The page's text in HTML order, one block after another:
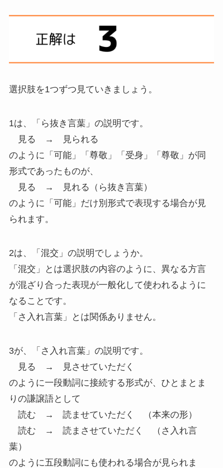
選択肢を1つずつ見ていきましょう。
1は、「ら抜き言葉」の説明です。
見る → 見られる
のように「可能」「尊敬」「受身」「尊敬」が同
形式であったものが、
見る → 見れる（ら抜き言葉）
のように「可能」だけ別形式で表現する場合が見
られます。
2は、「混交」の説明でしょうか。
「混交」とは選択肢の内容のように、異なる方言
が混ざり合った表現が一般化して使われるように
なることです。
「さ入れ言葉」とは関係ありません。
3が、「さ入れ言葉」の説明です。
見る → 見させていただく
のように一段動詞に接続する形式が、ひとまとま
りの謙譲語として
読む → 読ませていただく （本来の形）
読む → 読まさせていただく （さ入れ言
葉）
のように五段動詞にも使われる場合が見られま